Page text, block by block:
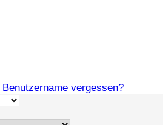
Benutzername vergessen?